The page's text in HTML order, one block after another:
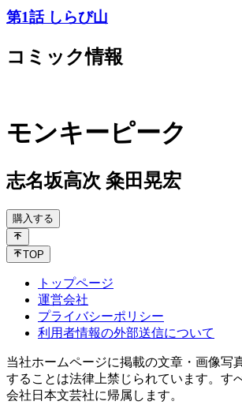
第1話 しらび山
コミック情報
モンキーピーク
志名坂高次 粂田晃宏
購入する
TOP
トップページ
運営会社
プライバシーポリシー
利用者情報の外部送信について
当社ホームページに掲載の文章・画像写
することは法律上禁じられています。す
会社日本文芸社に帰属します。